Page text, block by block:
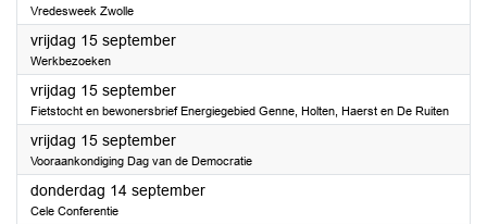
Vredesweek Zwolle
vrijdag 15 september2023
Werkbezoeken
vrijdag 15 september2023
Fietstocht en bewonersbrief Energiegebied Genne, Holten, Haerst en De Ruiten
vrijdag 15 september2023
Vooraankondiging Dag van de Democratie
donderdag 14 september2023
Cele Conferentie